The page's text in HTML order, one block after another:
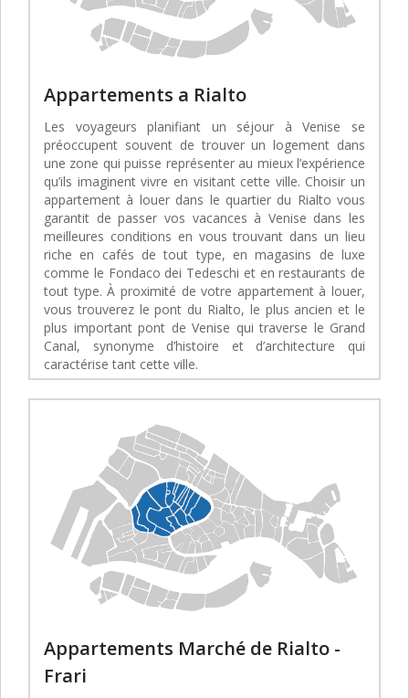
Appartements a Rialto
Les voyageurs planifiant un séjour à Venise se
préoccupent souvent de trouver un logement dans
une zone qui puisse représenter au mieux l’expérience
qu’ils imaginent vivre en visitant cette ville. Choisir un
appartement à louer dans le quartier du Rialto vous
garantit de passer vos vacances à Venise dans les
meilleures conditions en vous trouvant dans un lieu
riche en cafés de tout type, en magasins de luxe
comme le Fondaco dei Tedeschi et en restaurants de
tout type. À proximité de votre appartement à louer,
vous trouverez le pont du Rialto, le plus ancien et le
plus important pont de Venise qui traverse le Grand
Canal, synonyme d’histoire et d’architecture qui
caractérise tant cette ville.
Appartements Marché de Rialto -
Frari